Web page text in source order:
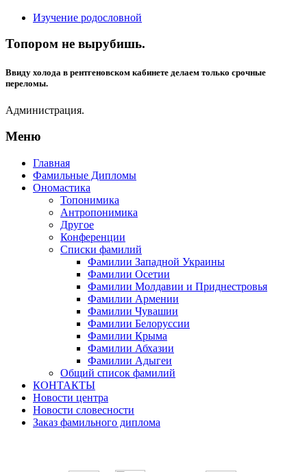
Изучение родословной
Топором не вырубишь.
Ввиду холода в рентгеновском кабинете делаем только срочные
переломы.
Администрация.
Меню
Главная
Фамильные Дипломы
Ономастика
Топонимика
Антропонимика
Другое
Конференции
Списки фамилий
Фамилии Западной Украины
Фамилии Осетии
Фамилии Молдавии и Приднестровья
Фамилии Армении
Фамилии Чувашии
Фамилии Белоруссии
Фамилии Крыма
Фамилии Абхазии
Фамилии Адыгеи
Общий список фамилий
КОНТАКТЫ
Новости центра
Новости словесности
Заказ фамильного диплома